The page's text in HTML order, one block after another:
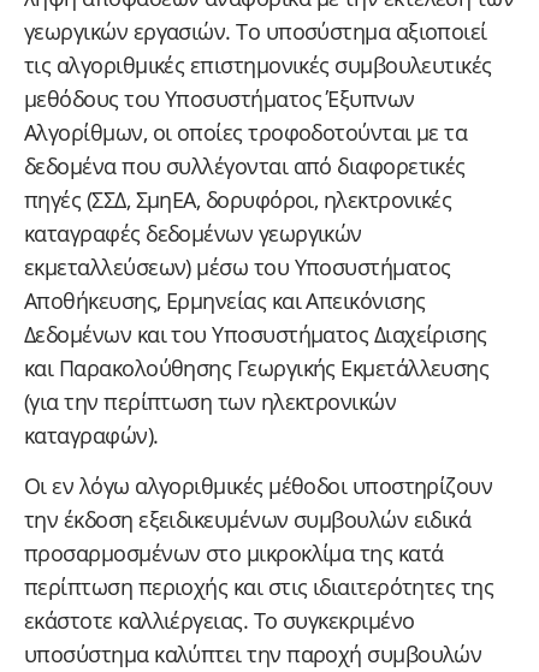
γεωργικών εργασιών. Το υποσύστημα αξιοποιεί
τις αλγοριθμικές επιστημονικές συμβουλευτικές
μεθόδους του Υποσυστήματος Έξυπνων
Αλγορίθμων, οι οποίες τροφοδοτούνται με τα
δεδομένα που συλλέγονται από διαφορετικές
πηγές (ΣΣΔ, ΣμηΕΑ, δορυφόροι, ηλεκτρονικές
καταγραφές δεδομένων γεωργικών
εκμεταλλεύσεων) μέσω του Υποσυστήματος
Αποθήκευσης, Ερμηνείας και Απεικόνισης
Δεδομένων και του Υποσυστήματος Διαχείρισης
και Παρακολούθησης Γεωργικής Εκμετάλλευσης
(για την περίπτωση των ηλεκτρονικών
καταγραφών).
Οι εν λόγω αλγοριθμικές μέθοδοι υποστηρίζουν
την έκδοση εξειδικευμένων συμβουλών ειδικά
προσαρμοσμένων στο μικροκλίμα της κατά
περίπτωση περιοχής και στις ιδιαιτερότητες της
εκάστοτε καλλιέργειας. Το συγκεκριμένο
υποσύστημα καλύπτει την παροχή συμβουλών